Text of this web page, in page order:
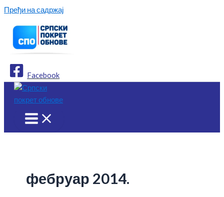
Пређи на садржај
Facebook
фебруар 2014.